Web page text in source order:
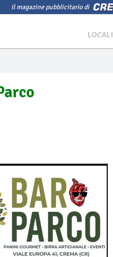
il magazine pubblicitario di
LOCALI